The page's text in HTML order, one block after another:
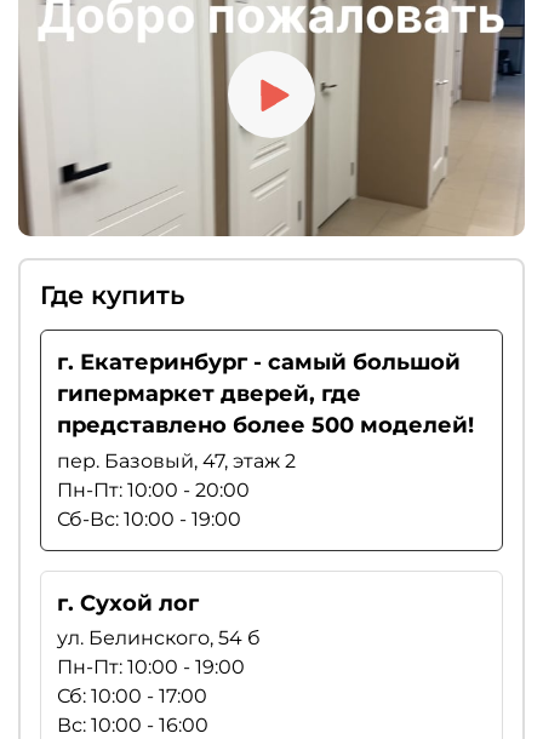
рекомендуем выбирать магнитные замки.
Где купить
г. Екатеринбург - самый большой
гипермаркет дверей, где
представлено более 500 моделей!
пер. Базовый, 47, этаж 2
Пн-Пт: 10:00 - 20:00
Сб-Вс: 10:00 - 19:00
г. Сухой лог
ул. Белинского, 54 б
Пн-Пт: 10:00 - 19:00
Сб: 10:00 - 17:00
Вс: 10:00 - 16:00